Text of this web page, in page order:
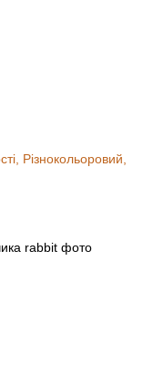
Різнокольоровий,